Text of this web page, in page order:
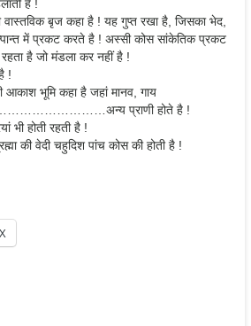
है !
वास्तविक बृज कहा है ! यह गुप्त रखा है, जिसका भेद,
में प्रकट करते है ! अस्सी कोस सांकेतिक प्रकट
रहता है जो मंडला कर नहीं है !
!
आकाश भूमि कहा है जहां मानव, गाय
प्राणी होते है !
भी होती रहती है !
की वेदी चहुदिश पांच कोस की होती है !
X